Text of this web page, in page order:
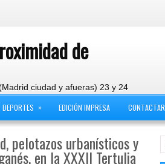
de
ciudad y afueras) 23 y 24
DEPORTES » EDICIÓN IMPRESA CONTACTAR
pelotazos urbanísticos y
en la XXXII Tertulia